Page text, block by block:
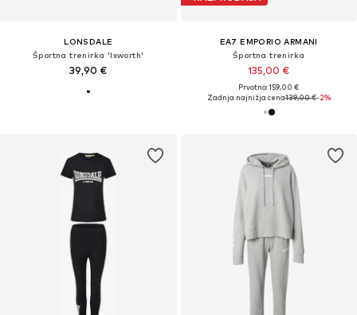
LONSDALE
Športna trenirka 'Ixworth'
39,90 €
EA7 EMPORIO ARMANI
Športna trenirka
135,00 €
Prvotno: 159,00 €
Zadnja najnižja cena139,00 €-2%